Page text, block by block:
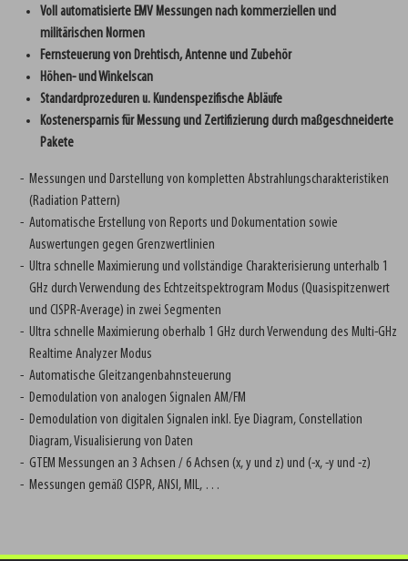
Voll automatisierte EMV Messungen nach kommerziellen und
militärischen Normen
Fernsteuerung von Drehtisch, Antenne und Zubehör
Höhen- und Winkelscan
Standardprozeduren u. Kundenspezifische Abläufe
Kostenersparnis für Messung und Zertifizierung durch maßgeschneiderte
Pakete
Messungen und Darstellung von kompletten Abstrahlungscharakteristiken
(Radiation Pattern)
Automatische Erstellung von Reports und Dokumentation sowie
Auswertungen gegen Grenzwertlinien
Ultra schnelle Maximierung und vollständige Charakterisierung unterhalb 1
GHz durch Verwendung des Echtzeitspektrogram Modus (Quasispitzenwert
und CISPR-Average) in zwei Segmenten
Ultra schnelle Maximierung oberhalb 1 GHz durch Verwendung des Multi-GHz
Realtime Analyzer Modus
Automatische Gleitzangenbahnsteuerung
Demodulation von analogen Signalen AM/FM
Demodulation von digitalen Signalen inkl. Eye Diagram, Constellation
Diagram, Visualisierung von Daten
GTEM Messungen an 3 Achsen / 6 Achsen (x, y und z) und (-x, -y und -z)
Messungen gemäß CISPR, ANSI, MIL, …